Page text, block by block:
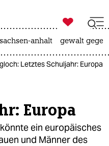

taz zahl ich
anhalt gewalt
Letztes Schuljahr: Europa
Europa
ein europäisches
und Männer des